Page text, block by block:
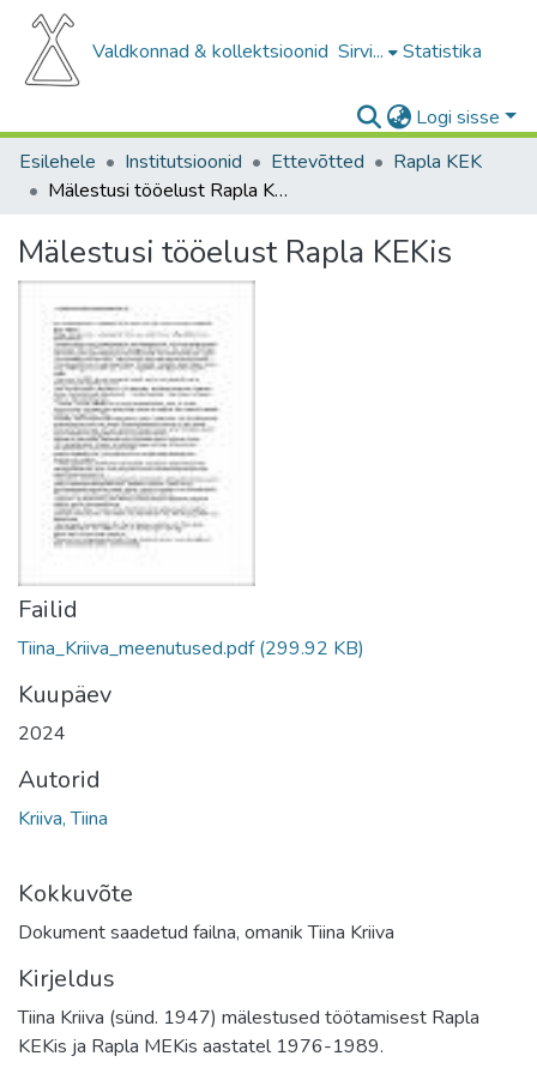
Valdkonnad & kollektsioonid Sirvi... Statistika
Logi sisse
Esilehele
Institutsioonid Ettevõtted
Rapla KEK
Mälestusi tööelust Rapla KEKis
Mälestusi tööelust Rapla KEKis
Failid
Tiina_Kriiva_meenutused.pdf(299.92 KB)
Kuupäev
2024
Autorid
Kriiva, Tiina
Kokkuvõte
Dokument saadetud failna, omanik Tiina Kriiva
Kirjeldus
Tiina Kriiva (sünd. 1947) mälestused töötamisest Rapla
KEKis ja Rapla MEKis aastatel 1976-1989.